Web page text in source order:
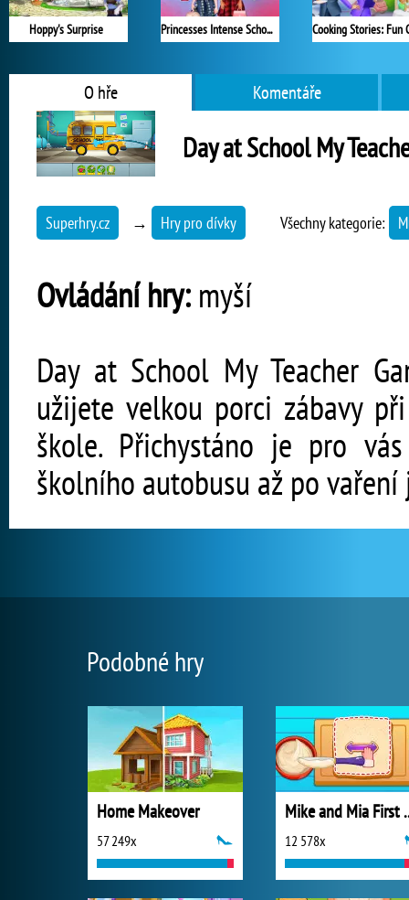
Hoppy's Surprise Princesses Intense School Cleanup
O hře Komentáře
Day at School My
Superhry.cz → Hry pro dívky Všechny kategorie:
Ovládání hry: myší
Day at School My Teacher
užijete velkou porci zábavy
škole. Přichystáno je pro
školního autobusu až po
Podobné hry
Home Makeover
57 249x
Mike and
12 578x